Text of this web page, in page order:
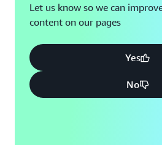
Let us know so we can
content on our pages
Yes
No